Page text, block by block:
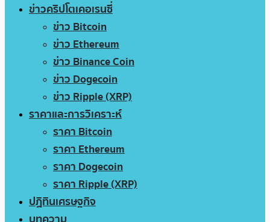
ข่าวคริปโตเคอเรนซี่
ข่าว Bitcoin
ข่าว Ethereum
ข่าว Binance Coin
ข่าว Dogecoin
ข่าว Ripple (XRP)
ราคาและการวิเคราะห์
ราคา Bitcoin
ราคา Ethereum
ราคา Dogecoin
ราคา Ripple (XRP)
ปฏิทินเศรษฐกิจ